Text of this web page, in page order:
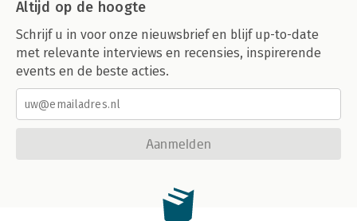
Altijd op de hoogte
Schrijf u in voor onze nieuwsbrief en blijf up-to-date
met relevante interviews en recensies, inspirerende
events en de beste acties.
Aanmelden